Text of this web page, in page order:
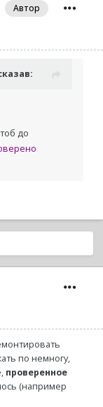
Автор
до
по немногу,
проверенное
(например